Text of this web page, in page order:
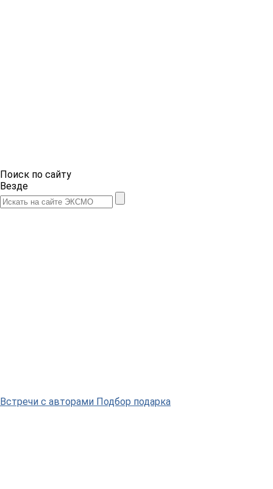
Поиск по сайту
Везде
Встречи с авторами Подбор подарка